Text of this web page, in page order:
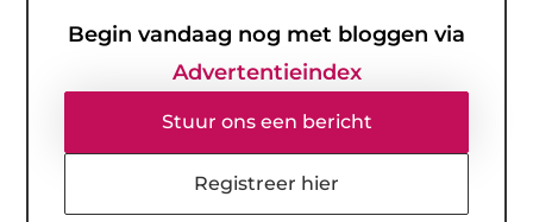
Begin vandaag nog met bloggen via
Advertentieindex
Stuur ons een bericht
Registreer hier